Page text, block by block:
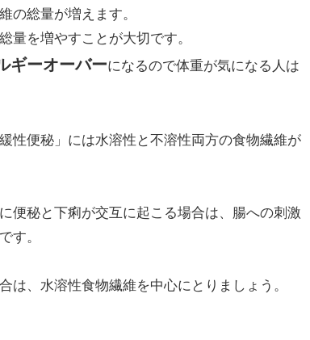
の総量が増えます。
を増やすことが大切です。
ギーオーバーになるので体重が気になる人は
性便秘」には水溶性と不溶性両方の食物繊維が
便秘と下痢が交互に起こる場合は、腸への刺激
す。
、水溶性食物繊維を中心にとりましょう。